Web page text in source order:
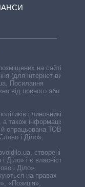
на сайті,
(для інтернет-видань
Посилання
від повного або
і чиновників,
також інформація про
опрацьована ТОВ «ІА
і Діло».
створені ГО
і є власністю
і Діло».
на правах
«Позиція»,